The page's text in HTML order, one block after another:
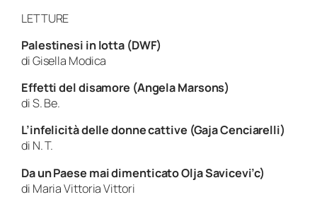
LETTURE
Palestinesi in lotta (DWF)
di Gisella Modica
Effetti del disamore (Angela Marsons)
di S. Be.
L’infelicità delle donne cattive (Gaja Cenciarelli)
di N. T.
Da un Paese mai dimenticato Olja Savicevi’c)
di Maria Vittoria Vittori